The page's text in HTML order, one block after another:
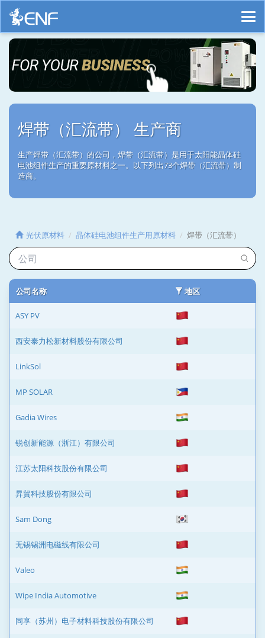
焊带（汇流带） 生产商
生产焊带（汇流带）的公司，焊带（汇流带）是用于太阳能晶体硅
电池组件生产的重要原材料之一。以下列出73个焊带（汇流带）制
造商。
光伏原材料 晶体硅电池组件生产用原材料 焊带（汇流带）
公司名称 地区
ASY PV
西安泰力松新材料股份有限公司
LinkSol
MP SOLAR
Gadia Wires
锐创新能源（浙江）有限公司
江苏太阳科技股份有限公司
昇貿科技股份有限公司
Sam Dong
无锡锡洲电磁线有限公司
Valeo
Wipe India Automotive
同享（苏州）电子材料科技股份有限公司